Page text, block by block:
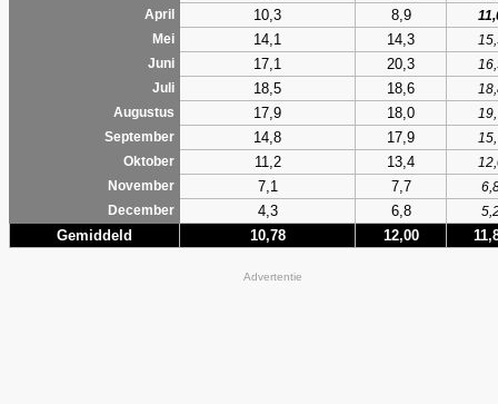
April 10,3 8,9
Mei
14,1 14,3
Juni
17,1 20,3
Juli
18,5 18,6
Augustus
17,9 18,0
September
14,8 17,9
Oktober
11,2 13,4
November
7,1 7,7
December
4,3 6,8
Gemiddeld 10,78 12,00
Advertentie